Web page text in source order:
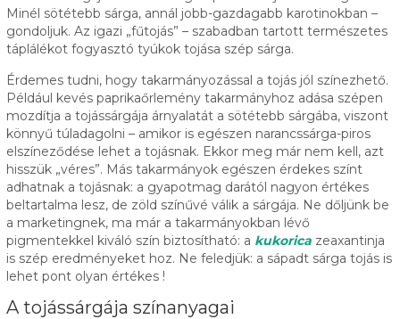
Minél sötétebb sárga, annál jobb-gazdagabb karotinokban –
gondoljuk. Az igazi „fűtojás” – szabadban tartott természetes
táplálékot fogyasztó tyúkok tojása szép sárga.
Érdemes tudni, hogy takarmányozással a tojás jól színezhető.
Például kevés paprikaőrlemény takarmányhoz adása szépen
mozdítja a tojássárgája árnyalatát a sötétebb sárgába, viszont
könnyű túladagolni – amikor is egészen narancssárga-piros
elszíneződése lehet a tojásnak. Ekkor meg már nem kell, azt
hisszük „véres”. Más takarmányok egészen érdekes színt
adhatnak a tojásnak: a gyapotmag darától nagyon értékes
beltartalma lesz, de zöld színűvé válik a sárgája. Ne dőljünk be
a marketingnek, ma már a takarmányokban lévő
pigmentekkel kiváló szín biztosítható: a kukorica zeaxantinja
is szép eredményeket hoz. Ne feledjük: a sápadt sárga tojás is
lehet pont olyan értékes !
A tojássárgája színanyagai